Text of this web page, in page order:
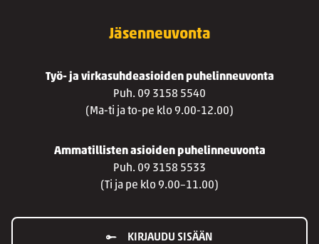
Jäsenneuvonta
Työ- ja virkasuhdeasioiden puhelinneuvonta
Puh. 09 3158 5540
(Ma-ti ja to-pe klo 9.00-12.00)
Ammatillisten asioiden puhelinneuvonta
Puh. 09 3158 5533
(Ti ja pe klo 9.00–11.00)
KIRJAUDU SISÄÄN